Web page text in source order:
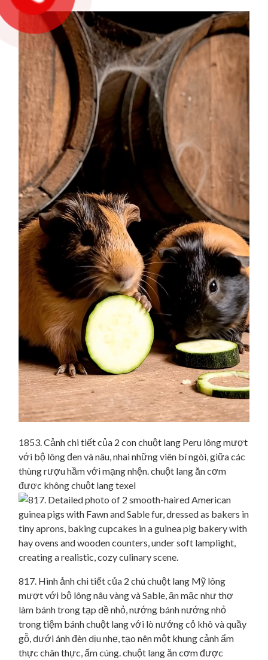
1853. Cảnh chi tiết của 2 con chuột lang Peru lông mượt
với bộ lông đen và nâu, nhai những viên bí ngòi, giữa các
thùng rượu hầm với mạng nhện. chuột lang ăn cơm
được không chuột lang texel
817. Hình ảnh chi tiết của 2 chú chuột lang Mỹ lông
mượt với bộ lông nâu vàng và Sable, ăn mặc như thợ
làm bánh trong tạp dề nhỏ, nướng bánh nướng nhỏ
trong tiệm bánh chuột lang với lò nướng cỏ khô và quầy
gỗ, dưới ánh đèn dịu nhẹ, tạo nên một khung cảnh ẩm
thực chân thực, ấm cúng. chuột lang ăn cơm được